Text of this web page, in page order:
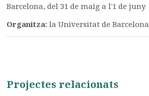
Barcelona, del 31 de maig a l'1 de juny
Organitza:la Universitat de Barcelona
Projectes relacionats